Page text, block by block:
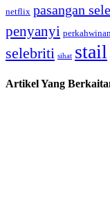
netflix pasangan
penyanyi perkahwinan
selebriti sihat stail
Artikel Yang